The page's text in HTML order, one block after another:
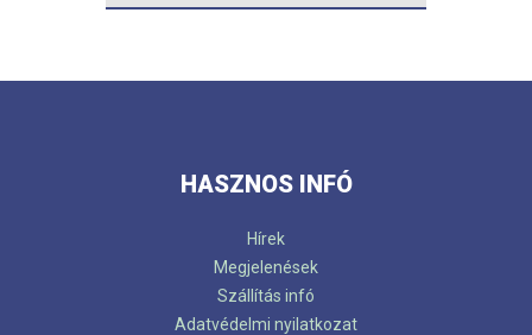
HASZNOS INFÓ
Hírek
Megjelenések
Szállítás infó
Adatvédelmi nyilatkozat